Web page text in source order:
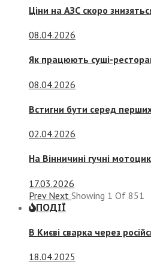
Ціни на АЗС скоро
08.04.2026
Як працюють суші-
08.04.2026
Встигни бути серед
02.04.2026
На Вінничині гучні
17.03.2026
Prev Next Showing 1 Of 851
ПОДІЇ
В Києві сварка через
18.04.2025